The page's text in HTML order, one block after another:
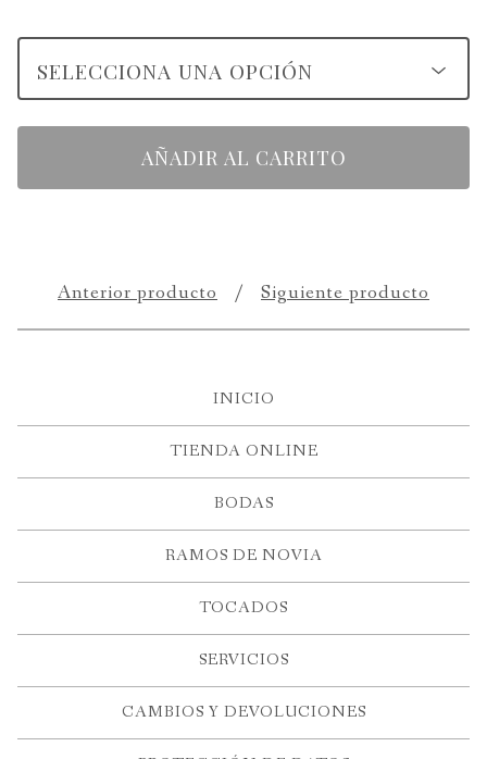
AÑADIR AL CARRITO
Anterior producto Siguiente producto
INICIO
TIENDA ONLINE
BODAS
RAMOS DE NOVIA
TOCADOS
SERVICIOS
CAMBIOS Y DEVOLUCIONES